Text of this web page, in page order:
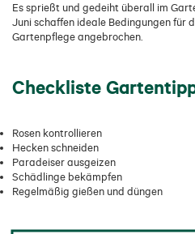
Es sprießt und gedeiht überall im
Juni schaffen ideale Bedingungen für
Gartenpflege angebrochen.
Checkliste
Rosen kontrollieren
Hecken schneiden
Paradeiser ausgeizen
Schädlinge bekämpfen
Regelmäßig gießen und düngen